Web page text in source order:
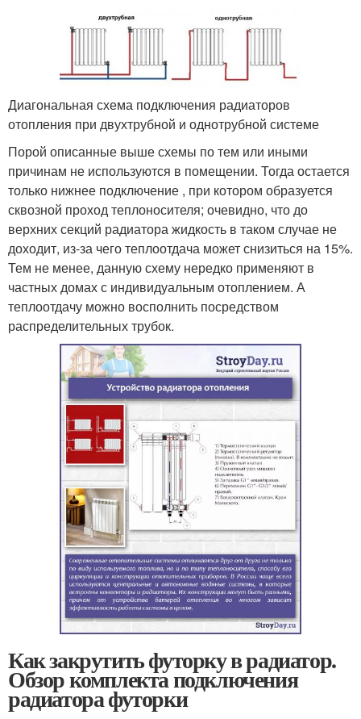
Диагональная схема подключения радиаторов
отопления при двухтрубной и однотрубной системе
Порой описанные выше схемы по тем или иными
причинам не используются в помещении. Тогда остается
только нижнее подключение , при котором образуется
сквозной проход теплоносителя; очевидно, что до
верхних секций радиатора жидкость в таком случае не
доходит, из-за чего теплоотдача может снизиться на 15%.
Тем не менее, данную схему нередко применяют в
частных домах с индивидуальным отоплением. А
теплоотдачу можно восполнить посредством
распределительных трубок.
Как закрутить футорку в радиатор.
Обзор комплекта подключения
радиатора футорки